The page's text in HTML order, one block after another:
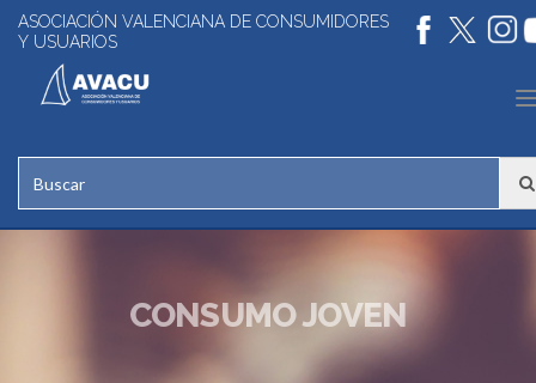
ASOCIACIÓN VALENCIANA DE CONSUMIDORES
Y USUARIOS
CONSUMO JOVEN